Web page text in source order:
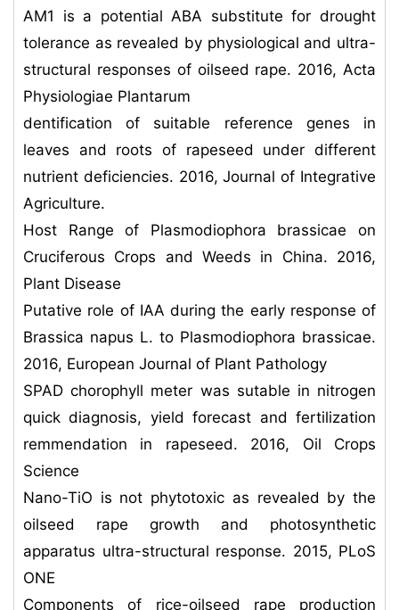
AM1 is a potential ABA substitute for drought
tolerance as revealed by physiological and ultra-
structural responses of oilseed rape. 2016, Acta
Physiologiae Plantarum
dentification of suitable reference genes in
leaves and roots of rapeseed under different
nutrient deficiencies. 2016, Journal of Integrative
Agriculture.
Host Range of Plasmodiophora brassicae on
Cruciferous Crops and Weeds in China. 2016,
Plant Disease
Putative role of IAA during the early response of
Brassica napus L. to Plasmodiophora brassicae.
2016, European Journal of Plant Pathology
SPAD chorophyll meter was sutable in nitrogen
quick diagnosis, yield forecast and fertilization
remmendation in rapeseed. 2016, Oil Crops
Science
Nano-TiO is not phytotoxic as revealed by the
oilseed rape growth and photosynthetic
apparatus ultra-structural response. 2015, PLoS
ONE
Components of rice-oilseed rape production